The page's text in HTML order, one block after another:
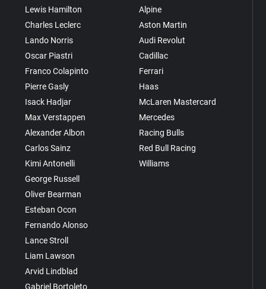
Lewis Hamilton
Charles Leclerc
Lando Norris
Oscar Piastri
Franco Colapinto
Pierre Gasly
Isack Hadjar
Max Verstappen
Alexander Albon
Carlos Sainz
Kimi Antonelli
George Russell
Oliver Bearman
Esteban Ocon
Fernando Alonso
Lance Stroll
Liam Lawson
Arvid Lindblad
Gabriel Bortoleto
Alpine
Aston Martin
Audi Revolut
Cadillac
Ferrari
Haas
McLaren Mastercard
Mercedes
Racing Bulls
Red Bull Racing
Williams